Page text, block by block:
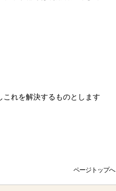
れを解決するものとします